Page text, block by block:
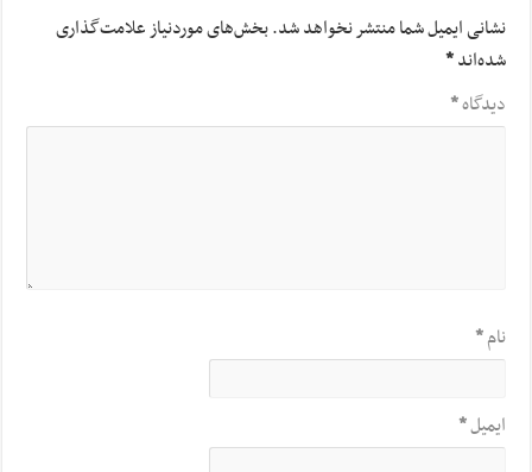
نشانی ایمیل شما منتشر نخواهد شد.بخش‌های موردنیاز علامت‌گذاری
شده‌اند*
دیدگاه*
نام*
ایمیل*